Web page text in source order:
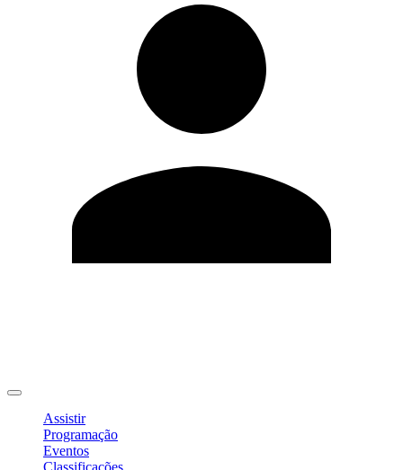
Assistir
Programação
Eventos
Classificações